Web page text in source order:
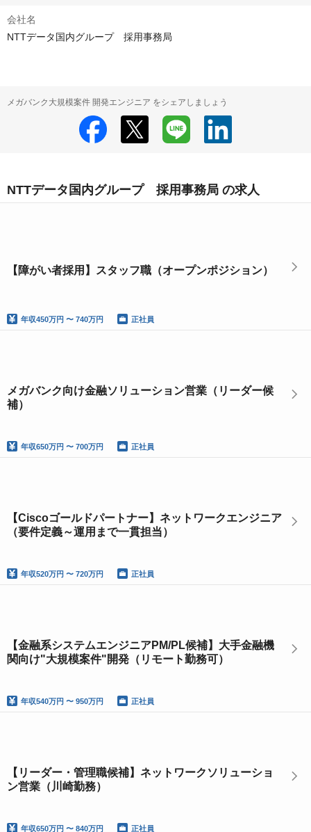
会社名
NTTデータ国内グループ 採用事務局
メガバンク大規模案件 開発エンジニア をシェアしましょう
NTTデータ国内グループ 採用事務局 の求人
【障がい者採用】スタッフ職（オープンポジション）
年収450万円 〜 740万円 正社員
メガバンク向け金融ソリューション営業（リーダー候
補）
年収650万円 〜 700万円 正社員
【Ciscoゴールドパートナー】ネットワークエンジニア
（要件定義～運用まで一貫担当）
年収520万円 〜 720万円 正社員
【金融系システムエンジニアPM/PL候補】大手金融機
関向け"大規模案件"開発（リモート勤務可）
年収540万円 〜 950万円 正社員
【リーダー・管理職候補】ネットワークソリューショ
ン営業（川崎勤務）
年収650万円 〜 840万円 正社員